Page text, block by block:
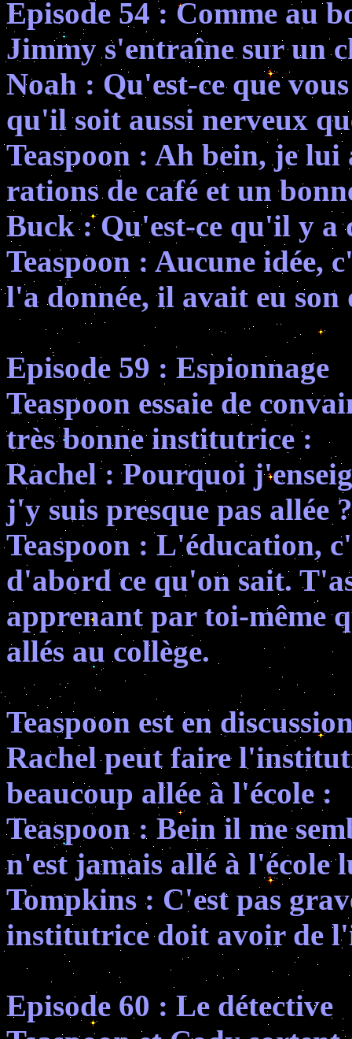
Episode 54 : Comme au
Jimmy s'entraîne sur un
Noah : Qu'est-ce que
qu'il soit aussi nerveux
Teaspoon : Ah bein, je lui
rations de café et un
Buck : Qu'est-ce qu'il y a
Teaspoon : Aucune idée,
l'a donnée, il avait eu
Episode 59 : Espionnage
Teaspoon essaie de
très bonne institutrice :
Rachel : Pourquoi
j'y suis presque pas allée ?
Teaspoon : L'éducation,
d'abord ce qu'on sait.
apprenant par toi-même
allés au collège.
Teaspoon est en
Rachel peut faire
beaucoup allée à l'école :
Teaspoon : Bein il me
n'est jamais allé à l'école
Tompkins : C'est pas
institutrice doit avoir de
Episode 60 : Le détective